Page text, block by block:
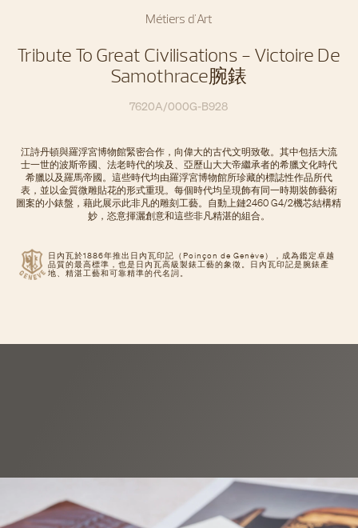
Métiers d'Art
Tribute To Great Civilisations - Victoire De
Samothrace腕錶
7620A/000G-B928
日內瓦於1886年推出日內瓦印記（Poinçon de Genève），成為鑑定卓越
品質的最高標準，也是日內瓦高級製錶工藝的象徵。日內瓦印記是腕錶產
地、精湛工藝和可靠精準的代名詞。
江詩丹頓與羅浮宮博物館緊密合作，向偉大的古代文明致敬。其中包括大流
士一世的波斯帝國、法老時代的埃及、亞歷山大大帝繼承者的希臘文化時代
希臘以及羅馬帝國。這些時代均由羅浮宮博物館所珍藏的標誌性作品所代
表，並以金質微雕貼花的形式重現。每個時代均呈現飾有同一時期裝飾藝術
圖案的小錶盤，藉此展示此非凡的雕刻工藝。自動上鏈2460 G4/2機芯結構精
妙，恣意揮灑創意和這些非凡精湛的組合。